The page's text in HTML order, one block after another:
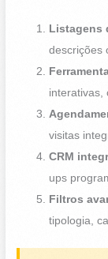
Listagens
descrições
interativas,
visitas
CRM
ups
Filtros
tipologia,